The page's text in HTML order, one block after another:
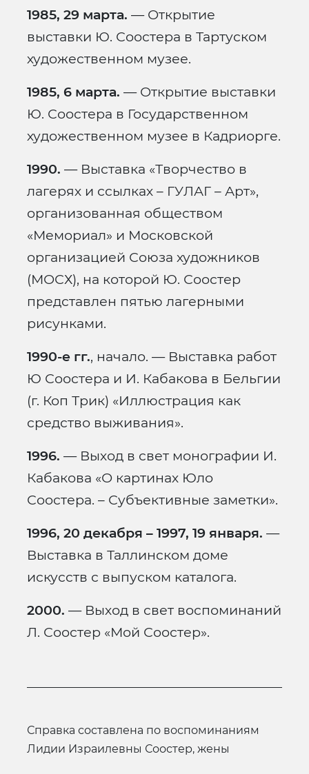
1985, 29 марта. — Открытие
выставки Ю. Соостера в Тартуском
художественном музее.
1985, 6 марта. — Открытие выставки
Ю. Соостера в Государственном
художественном музее в Кадриорге.
1990. — Выставка «Творчество в
лагерях и ссылках – ГУЛАГ – Арт»,
организованная обществом
«Мемориал» и Московской
организацией Союза художников
(МОСХ), на которой Ю. Соостер
представлен пятью лагерными
рисунками.
1990-е гг., начало. — Выставка работ
Ю Соостера и И. Кабакова в Бельгии
(г. Коп Трик) «Иллюстрация как
средство выживания».
1996. — Выход в свет монографии И.
Кабакова «О картинах Юло
Соостера. – Субъективные заметки».
1996, 20 декабря – 1997, 19 января. —
Выставка в Таллинском доме
искусств с выпуском каталога.
2000. — Выход в свет воспоминаний
Л. Соостер «Мой Соостер».
Справка составлена по воспоминаниям
Лидии Израилевны Соостер, жены